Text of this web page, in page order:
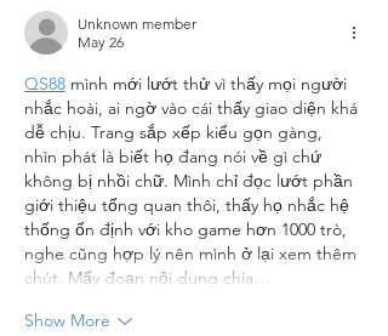
Unknown member
May 26
QS88 mình mới lướt thử vì thấy mọi người
nhắc hoài, ai ngờ vào cái thấy giao diện khá
dễ chịu. Trang sắp xếp kiểu gọn gàng,
nhìn phát là biết họ đang nói về gì chứ
không bị nhồi chữ. Mình chỉ đọc lướt phần
giới thiệu tổng quan thôi, thấy họ nhắc hệ
thống ổn định với kho game hơn 1000 trò,
nghe cũng hợp lý nên mình ở lại xem thêm
chút. Mấy đoạn nội dung chia…
Show More